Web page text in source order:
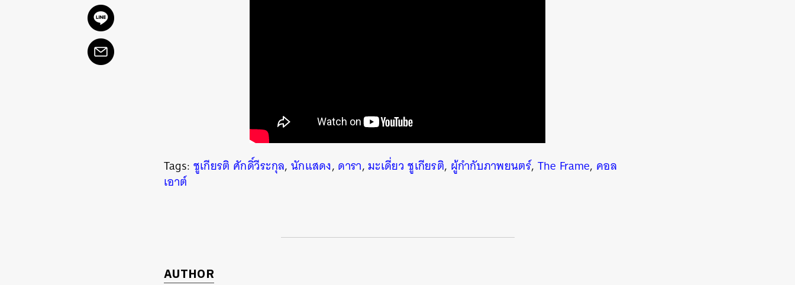
Tags: ชูเกียรติ ศักดิ์วีระกุล, นักแสดง, ดารา,มะเดี่ยว ชูเกียรติ, ผู้กำกับภาพยนตร์, The Frame, คอล
เอาต์
AUTHOR
SHARE TWEET LINE EMAIL